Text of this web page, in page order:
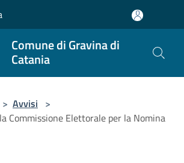
Comune di Gravina di
Catania
> Avvisi >
Commissione Elettorale per la Nomina